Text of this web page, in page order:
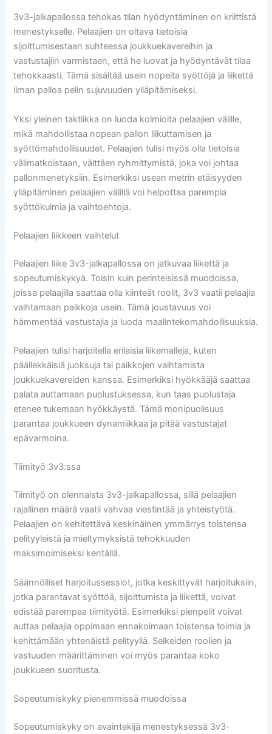
3v3-jalkapallossa tehokas tilan hyödyntäminen on kriittistä
menestykselle. Pelaajien on oltava tietoisia
sijoittumisestaan suhteessa joukkuekavereihin ja
vastustajiin varmistaen, että he luovat ja hyödyntävät tilaa
tehokkaasti. Tämä sisältää usein nopeita syöttöjä ja liikettä
ilman palloa pelin sujuvuuden ylläpitämiseksi.
Yksi yleinen taktiikka on luoda kolmioita pelaajien välille,
mikä mahdollistaa nopean pallon liikuttamisen ja
syöttömahdollisuudet. Pelaajien tulisi myös olla tietoisia
välimatkoistaan, välttäen ryhmittymistä, joka voi johtaa
pallonmenetyksiin. Esimerkiksi usean metrin etäisyyden
ylläpitäminen pelaajien välillä voi helpottaa parempia
syöttökulmia ja vaihtoehtoja.
Pelaajien liikkeen vaihtelut
Pelaajien liike 3v3-jalkapallossa on jatkuvaa liikettä ja
sopeutumiskykyä. Toisin kuin perinteisissä muodoissa,
joissa pelaajilla saattaa olla kiinteät roolit, 3v3 vaatii pelaajia
vaihtamaan paikkoja usein. Tämä joustavuus voi
hämmentää vastustajia ja luoda maalintekomahdollisuuksia.
Pelaajien tulisi harjoitella erilaisia liikemalleja, kuten
päällekkäisiä juoksuja tai paikkojen vaihtamista
joukkuekavereiden kanssa. Esimerkiksi hyökkääjä saattaa
palata auttamaan puolustuksessa, kun taas puolustaja
etenee tukemaan hyökkäystä. Tämä monipuolisuus
parantaa joukkueen dynamiikkaa ja pitää vastustajat
epävarmoina.
Tiimityö 3v3:ssa
Tiimityö on olennaista 3v3-jalkapallossa, sillä pelaajien
rajallinen määrä vaatii vahvaa viestintää ja yhteistyötä.
Pelaajien on kehitettävä keskinäinen ymmärrys toistensa
pelityyleistä ja mieltymyksistä tehokkuuden
maksimoimiseksi kentällä.
Säännölliset harjoitussessiot, jotka keskittyvät harjoituksiin,
jotka parantavat syöttöä, sijoittumista ja liikettä, voivat
edistää parempaa tiimityötä. Esimerkiksi pienpelit voivat
auttaa pelaajia oppimaan ennakoimaan toistensa toimia ja
kehittämään yhtenäistä pelityyliä. Selkeiden roolien ja
vastuuden määrittäminen voi myös parantaa koko
joukkueen suoritusta.
Sopeutumiskyky pienemmissä muodoissa
Sopeutumiskyky on avaintekijä menestyksessä 3v3-